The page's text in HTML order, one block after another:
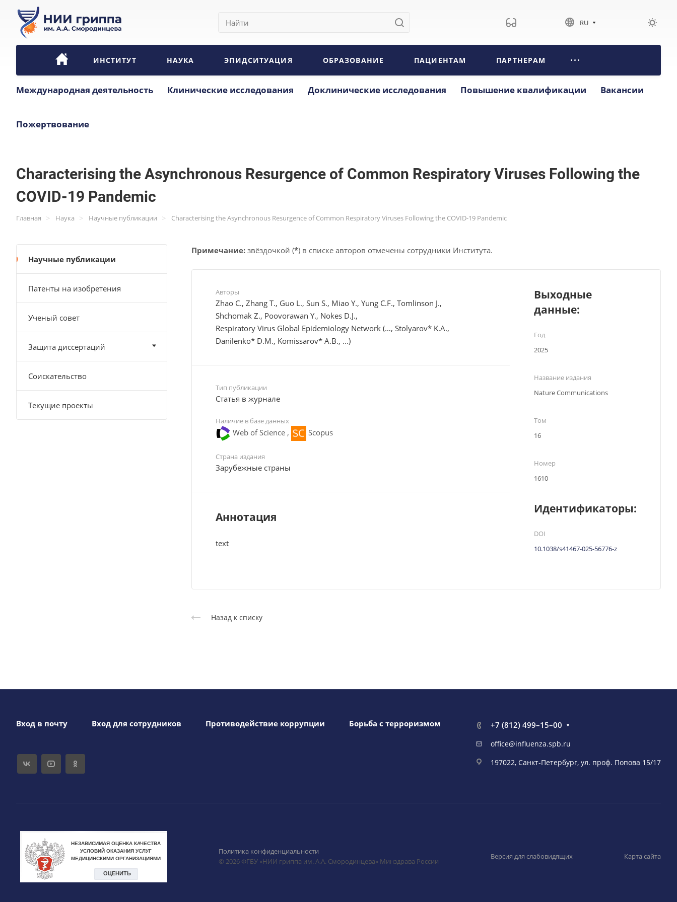
RU
ИНСТИТУТ НАУКА ЭПИДСИТУАЦИЯ ОБРАЗОВАНИЕ ПАЦИЕНТАМ ПАРТНЕРАМ
Международная деятельность Клинические исследования Доклинические исследования Повышение квалификации Вакансии
Пожертвование
Characterising the Asynchronous Resurgence of Common Respiratory Viruses Following the
COVID-19 Pandemic
Главная > Наука > Научные публикации > Characterising the Asynchronous Resurgence of Common Respiratory Viruses Following the COVID-19 Pandemic
Примечание: звёздочкой (*) в списке авторов отмечены сотрудники Института.
Авторы
Zhao C., Zhang T., Guo L., Sun S., Miao Y., Yung C.F., Tomlinson J.,
Shchomak Z., Poovorawan Y., Nokes D.J.,
Respiratory Virus Global Epidemiology Network (…, Stolyarov* K.A.,
Danilenko* D.M., Komissarov* A.B., ...)
Тип публикации
Cтатья в журнале
Наличие в базе данных
Web of Science , Scopus
Страна издания
Зарубежные страны
Аннотация
text
Выходные
данные:
Год
2025
Название издания
Nature Communications
Том
16
Номер
1610
Идентификаторы:
DOI
10.1038/s41467-025-56776-z
Назад к списку
Научные публикации
Патенты на изобретения
Ученый совет
Защита диссертаций
Соискательство
Текущие проекты
Вход в почту Вход для сотрудников Противодействие коррупции Борьба с терроризмом +7 (812) 499–15–00
office@influenza.spb.ru
197022, Санкт-Петербург, ул. проф. Попова 15/17
Политика конфиденциальности
© 2026 ФГБУ «НИИ гриппа им. А.А. Смородинцева» Минздрава России
Версия для слабовидящих Карта сайта